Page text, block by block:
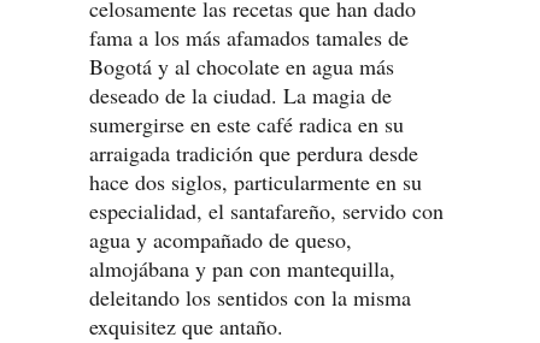
celosamente las recetas que han dado
fama a los más afamados tamales de
Bogotá y al chocolate en agua más
deseado de la ciudad. La magia de
sumergirse en este café radica en su
arraigada tradición que perdura desde
hace dos siglos, particularmente en su
especialidad, el santafareño, servido con
agua y acompañado de queso,
almojábana y pan con mantequilla,
deleitando los sentidos con la misma
exquisitez que antaño.